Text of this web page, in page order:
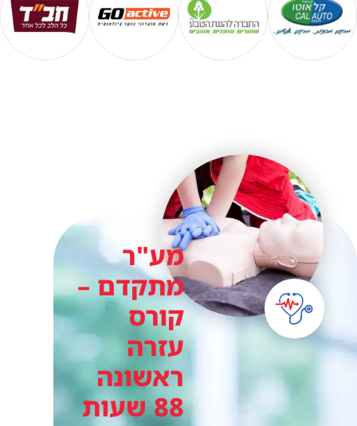
מע"ר
מתקדם –
קורס
עזרה
ראשונה
88 שעות